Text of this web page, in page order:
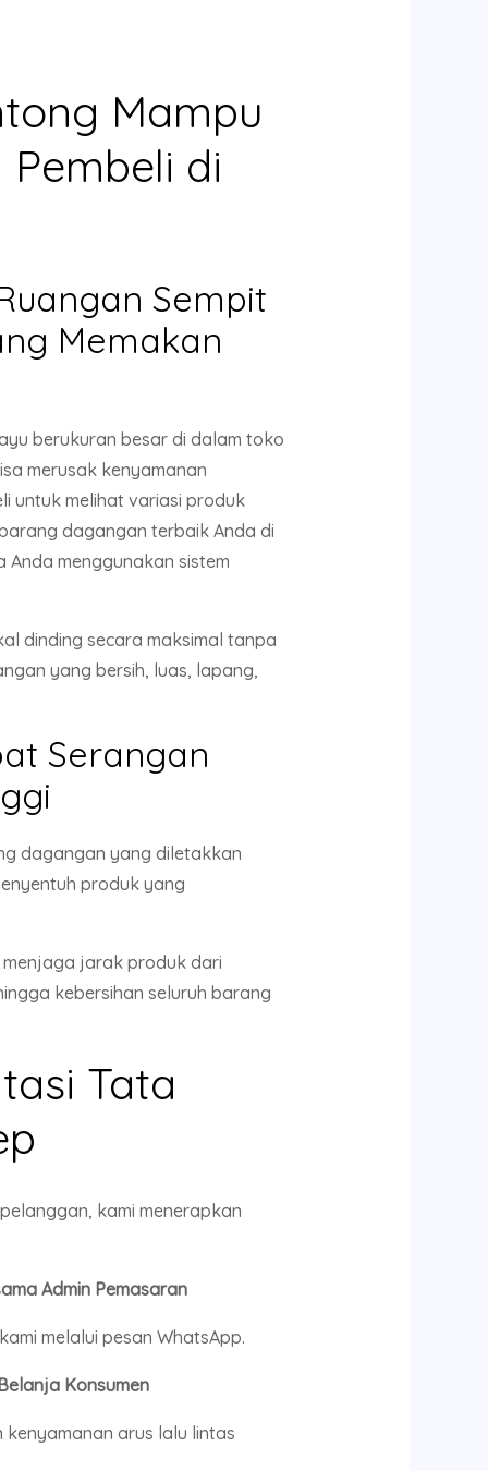
Mampu
di
Sempit
Memakan
berukuran besar di dalam toko
merusak kenyamanan
untuk melihat variasi produk
dagangan terbaik Anda di
menggunakan sistem
dinding secara maksimal tanpa
yang bersih, luas, lapang,
Serangan
dagangan yang diletakkan
produk yang
jarak produk dari
kebersihan seluruh barang
Tata
kami menerapkan
Admin Pemasaran
melalui pesan WhatsApp.
Konsumen
arus lalu lintas